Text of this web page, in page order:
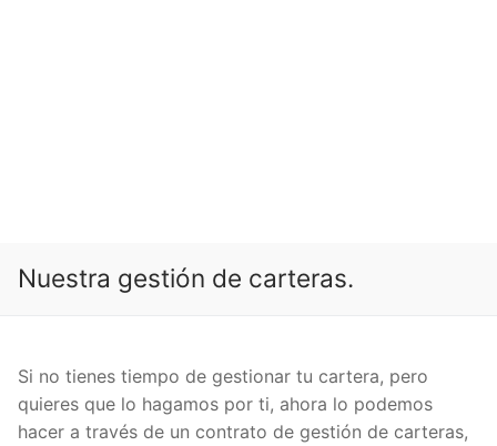
Nuestra gestión de carteras.
Si no tienes tiempo de gestionar tu cartera, pero
quieres que lo hagamos por ti, ahora lo podemos
hacer a través de un contrato de gestión de carteras,